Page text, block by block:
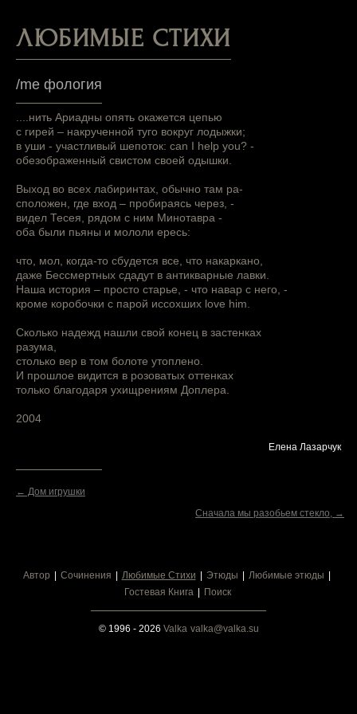
ЛЮБИМЫЕ СТИХИ
/me фология
....нить Ариадны опять окажется цепью
с гирей – накрученной туго вокруг лодыжки;
в уши - участливый шепоток: can I help you? -
обезображенный свистом своей одышки.
Выход во всех лабиринтах, обычно там ра-
сположен, где вход – пробираясь через, -
видел Тесея, рядом с ним Минотавра -
оба были пьяны и мололи ересь:
что, мол, когда-то сбудется все, что накаркано,
даже Бессмертных сдадут в антикварные лавки.
Наша история – просто старье, - что навар с него, -
кроме коробочки с парой иссохших love him.
Сколько надежд нашли свой конец в застенках
разума,
столько вер в том болоте утоплено.
И прошлое видится в розоватых оттенках
только благодаря ухищрениям Доплера.
2004
Елена Лазарчук
← Дом игрушки
Сначала мы разобьем стекло, →
Автор Сочинения Любимые Стихи Этюды
Любимые этюды
Гостевая Книга
Поиск
© 1996 - 2026 Valka valka@valka.su